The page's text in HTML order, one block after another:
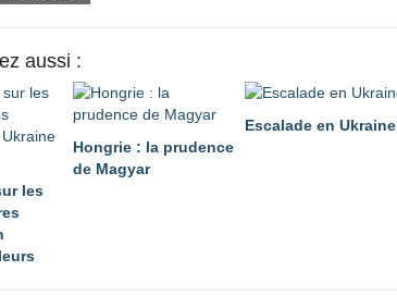
aussi :
les
Hongrie : la prudence
de Magyar
Escalade en Ukraine